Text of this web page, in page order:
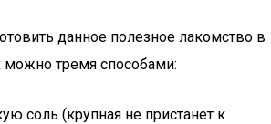
данное полезное лакомство в
тремя способами:
соль (крупная не пристанет к